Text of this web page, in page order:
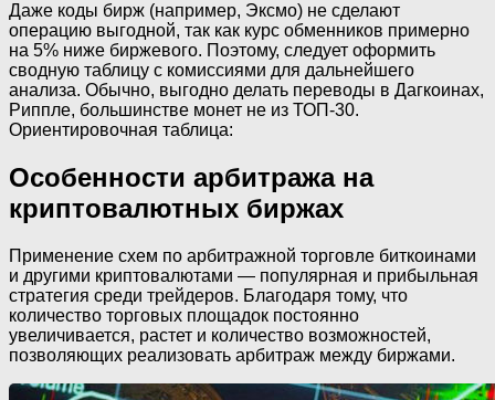
Даже коды бирж (например, Эксмо) не сделают
операцию выгодной, так как курс обменников примерно
на 5% ниже биржевого. Поэтому, следует оформить
сводную таблицу с комиссиями для дальнейшего
анализа. Обычно, выгодно делать переводы в Дагкоинах,
Риппле, большинстве монет не из ТОП-30.
Ориентировочная таблица:
Особенности арбитража на
криптовалютных биржах
Применение схем по арбитражной торговле биткоинами
и другими криптовалютами — популярная и прибыльная
стратегия среди трейдеров. Благодаря тому, что
количество торговых площадок постоянно
увеличивается, растет и количество возможностей,
позволяющих реализовать арбитраж между биржами.